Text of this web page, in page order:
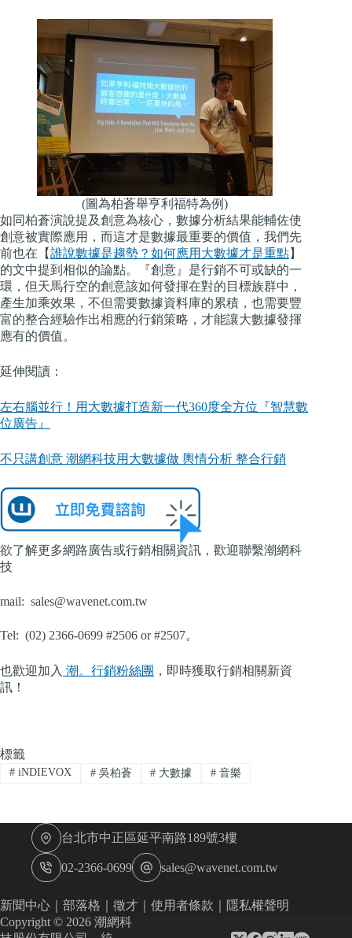
(圖為柏蒼舉亨利福特為例)
如同柏蒼演說提及創意為核心，數據分析結果能輔佐使
創意被實際應用，而這才是數據最重要的價值，我們先
前也在【誰說數據是趨勢？如何應用大數據才是重點】
的文中提到相似的論點。『創意』是行銷不可或缺的一
環，但天馬行空的創意該如何發揮在對的目標族群中，
產生加乘效果，不但需要數據資料庫的累積，也需要豐
富的整合經驗作出相應的行銷策略，才能讓大數據發揮
應有的價值。
延伸閱讀：
左右腦並行！用大數據打造新一代360度全方位『智慧數
位廣告』
不只講創意 潮網科技用大數據做 輿情分析 整合行銷
欲了解更多網路廣告或行銷相關資訊，歡迎聯繫潮網科
技
mail: sales@wavenet.com.tw
Tel: (02) 2366-0699 #2506 or #2507。
也歡迎加入 潮。行銷粉絲團 ，即時獲取行銷相關新資
訊！
標籤
#iNDIEVOX #吳柏蒼 # 大數據 # 音樂
台北市中正區延平南路189號3樓
02-2366-0699 sales@wavenet.com.tw
新聞中心 部落格 徵才 使用者條款
隱私權聲明
Copyright © 2026 潮網科